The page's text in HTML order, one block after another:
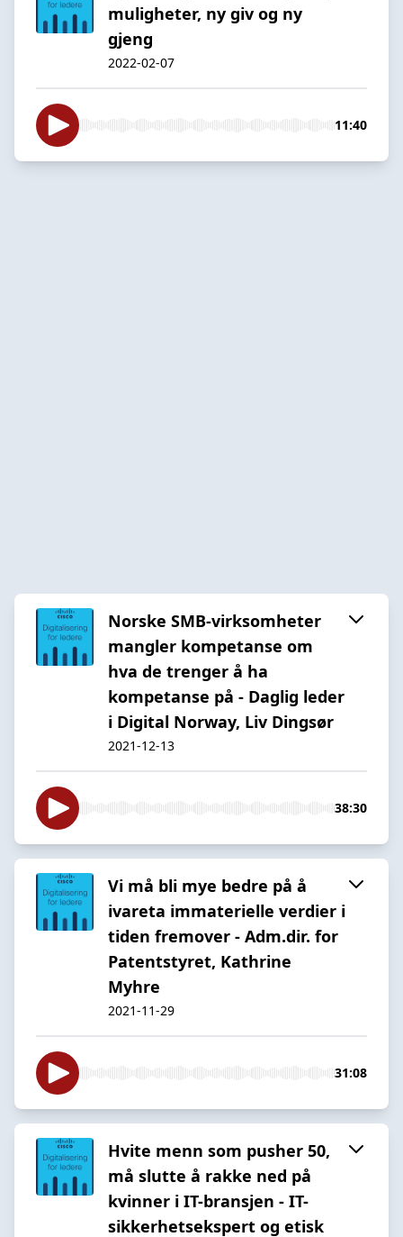
muligheter, ny giv og ny
gjeng
2022-02-07
11:40
Norske SMB-virksomheter
mangler kompetanse om
hva de trenger å ha
kompetanse på - Daglig leder
i Digital Norway, Liv Dingsør
2021-12-13
38:30
Vi må bli mye bedre på å
ivareta immaterielle verdier i
tiden fremover - Adm.dir. for
Patentstyret, Kathrine
Myhre
2021-11-29
31:08
Hvite menn som pusher 50,
må slutte å rakke ned på
kvinner i IT-bransjen - IT-
sikkerhetsekspert og etisk